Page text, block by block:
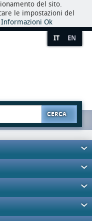
del sito.
le impostazioni del
Informazioni Ok
IT EN
CERCA